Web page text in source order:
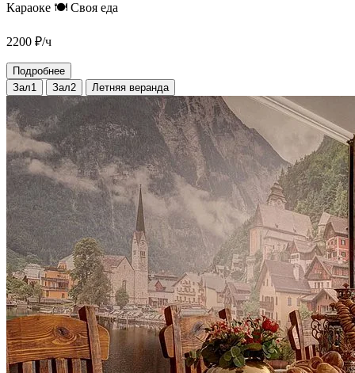
Караоке 🍽️ Своя еда
2200 ₽/ч
Подробнее
Зал1
Зал2 Летняя веранда